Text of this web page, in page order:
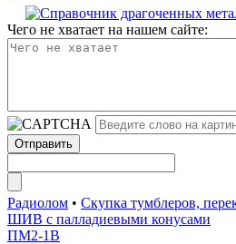
Чего не хватает на нашем сайте:
Радиолом • Скупка тумблеров,
ШИВ с палладиевыми конусами
ПМ2-1В